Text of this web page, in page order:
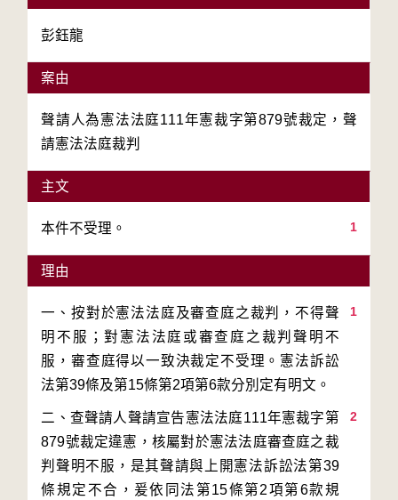
彭鈺龍
案由
聲請人為憲法法庭111年憲裁字第879號裁定，聲
請憲法法庭裁判
主文
1
本件不受理。
理由
1
一、按對於憲法法庭及審查庭之裁判，不得聲
明不服；對憲法法庭或審查庭之裁判聲明不
服，審查庭得以一致決裁定不受理。憲法訴訟
2
二、查聲請人聲請宣告憲法法庭111年憲裁字第
879號裁定違憲，核屬對於憲法法庭審查庭之裁
判聲明不服，是其聲請與上開憲法訴訟法第39
條規定不合，爰依同法第15條第2項第6款規